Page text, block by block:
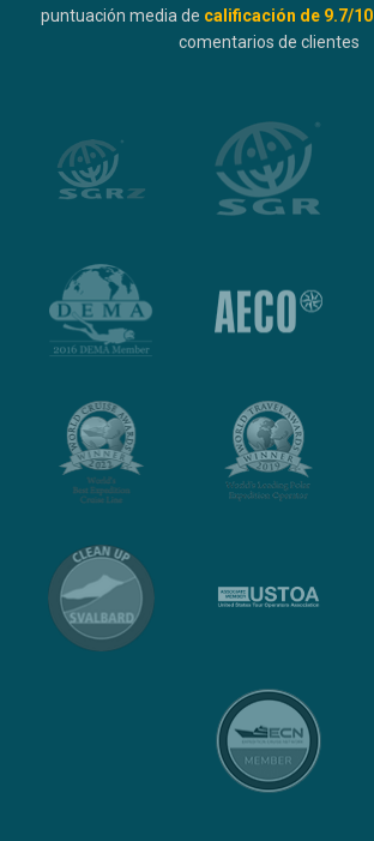
puntuación media de calificación de 9.7/10
comentarios de clientes